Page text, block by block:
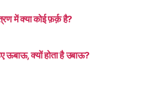
में क्या कोई फ़र्क़ है?
ऊबाऊ, क्यों होता है उबाऊ?